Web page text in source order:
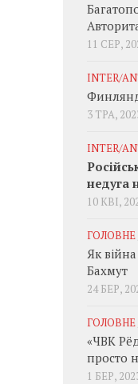
11 СЕР,
INTER/
3 ТРА,
INTER/
недуга
10 КВІ,
ГОЛОВНЕ
Як
Бахмут
24 БЕР,
ГОЛОВНЕ
«ЧВК
просто
1 БЕР,